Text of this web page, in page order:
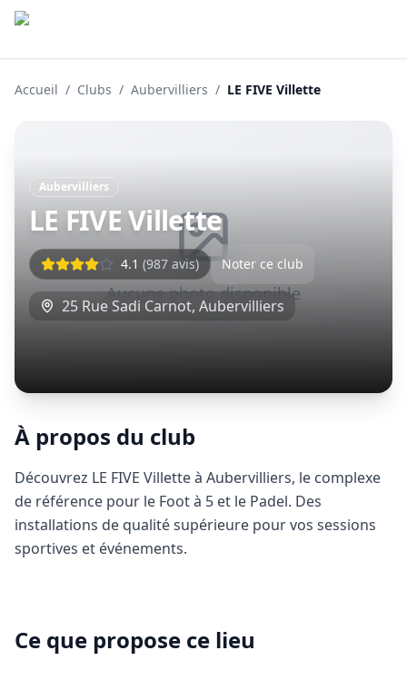
Accueil / Clubs / Aubervilliers / LE FIVE Villette
Aucune photo disponible
Aubervilliers
LE FIVE Villette
4.1 (987 avis) Noter ce club
25 Rue Sadi Carnot, Aubervilliers
À propos du club
Découvrez LE FIVE Villette à Aubervilliers, le complexe
de référence pour le Foot à 5 et le Padel. Des
installations de qualité supérieure pour vos sessions
sportives et événements.
Ce que propose ce lieu